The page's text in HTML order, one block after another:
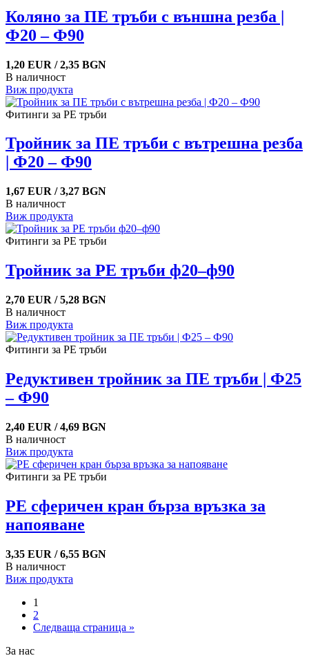
Коляно за ПЕ тръби с външна резба |
Ф20 – Ф90
1,20 EUR / 2,35 BGN
В наличност
Виж продукта
Фитинги за PE тръби
Тройник за ПЕ тръби с вътрешна резба
| Ф20 – Ф90
1,67 EUR / 3,27 BGN
В наличност
Виж продукта
Фитинги за PE тръби
Тройник за РЕ тръби ф20–ф90
2,70 EUR / 5,28 BGN
В наличност
Виж продукта
Фитинги за PE тръби
Редуктивен тройник за ПЕ тръби | Ф25
– Ф90
2,40 EUR / 4,69 BGN
В наличност
Виж продукта
Фитинги за PE тръби
PE сферичен кран бърза връзка за
напояване
3,35 EUR / 6,55 BGN
В наличност
Виж продукта
1
2
Следваща страница »
За нас